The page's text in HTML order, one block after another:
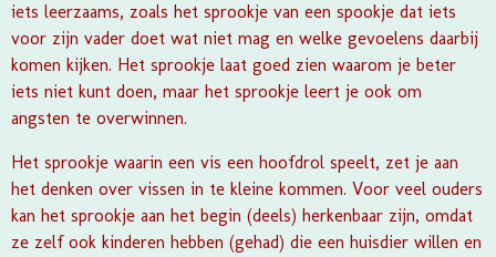
iets leerzaams, zoals het sprookje van een spookje dat iets
voor zijn vader doet wat niet mag en welke gevoelens daarbij
komen kijken. Het sprookje laat goed zien waarom je beter
iets niet kunt doen, maar het sprookje leert je ook om
angsten te overwinnen.
Het sprookje waarin een vis een hoofdrol speelt, zet je aan
het denken over vissen in te kleine kommen. Voor veel ouders
kan het sprookje aan het begin (deels) herkenbaar zijn, omdat
ze zelf ook kinderen hebben (gehad) die een huisdier willen en